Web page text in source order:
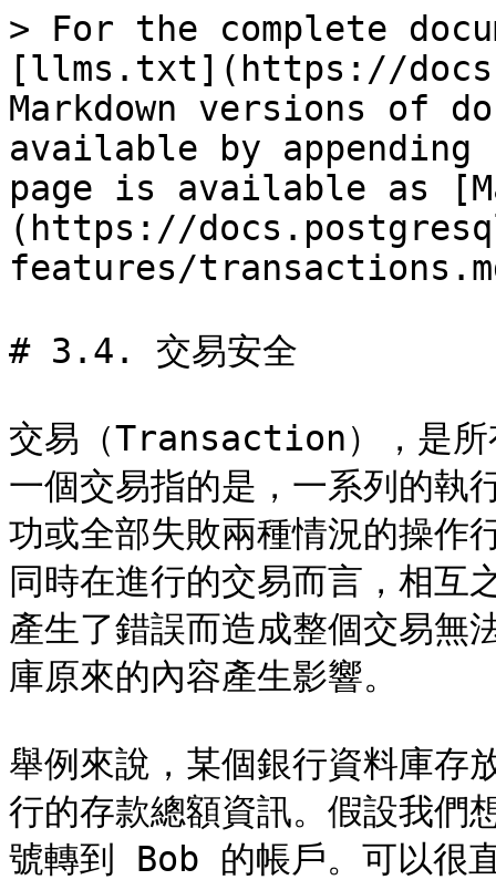
> For the complete
[llms.txt](https://
Markdown versions of
available by
page is available as
(https://
features/
# 3.4. 交易安全
交易（Transaction），是所
一個交易指的是，一系列的執
功或全部失敗兩種情況的操作
同時在進行的交易而言，相互
產生了錯誤而造成整個交易無
庫原來的內容產生影響。
舉例來說，某個銀行資料庫存
行的存款總額資訊。假設我
號轉到 Bob 的帳戶。可以很